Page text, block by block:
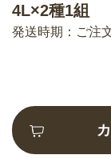
4L×2種1組
発送時期：ご注